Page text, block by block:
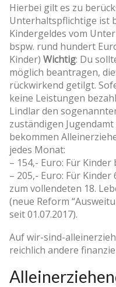
Hierbei gilt es zu
Unterhaltspflichtige ist
Kindergeldes vom
bspw. rund hundert
Kinder) Wichtig: Du
möglich beantragen,
rückwirkend getilgt.
keine Leistungen
Lindlar den
zuständigen
bekommen
jedes Monat:
– 154,- Euro: Für
– 205,- Euro: Für Kinder
zum vollendeten 18.
(neue Reform
seit 01.07.2017).
Auf wir-sind-
reichlich andere